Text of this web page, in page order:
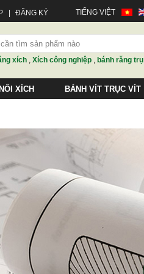
ĐĂNG KÝ TIẾNG VIỆT
xích , Xích công nghiệp , bánh răng trụ
XÍCH BÁNH VÍT TRỤC VÍT